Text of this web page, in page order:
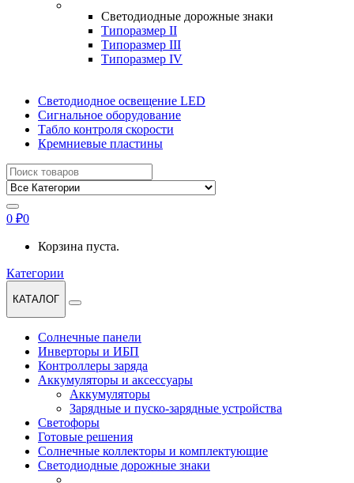
Светодиодные дорожные знаки
Типоразмер II
Типоразмер III
Типоразмер IV
Светодиодное освещение LED
Сигнальное оборудование
Табло контроля скорости
Кремниевые пластины
Найти:
0 ₽0
Корзина пуста.
Категории
КАТАЛОГ
Солнечные панели
Инверторы и ИБП
Контроллеры заряда
Аккумуляторы и аксессуары
Аккумуляторы
Зарядные и пуско-зарядные устройства
Светофоры
Готовые решения
Солнечные коллекторы и комплектующие
Светодиодные дорожные знаки